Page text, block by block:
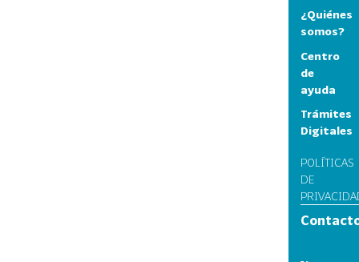
¿Quiénes
somos?
Centro
de
ayuda
Trámites
Digitales
POLÍTICAS
DE